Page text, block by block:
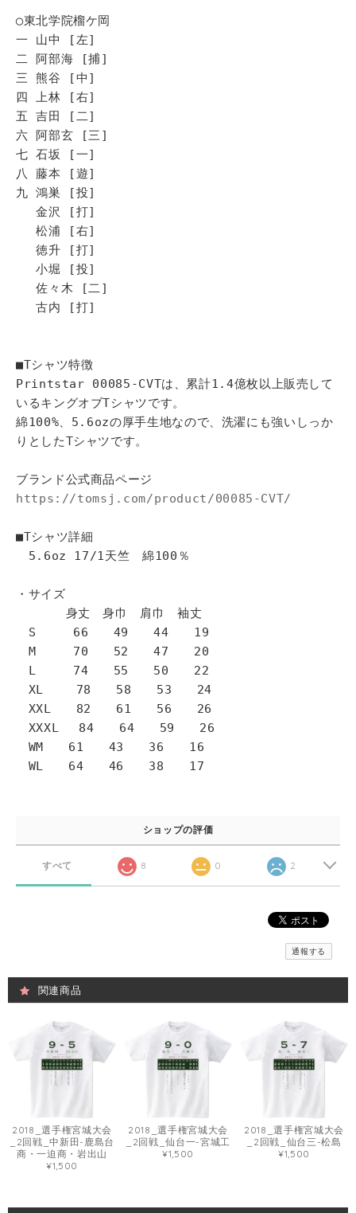
◯東北学院榴ケ岡
一 山中 [左]
二 阿部海 [捕]
三 熊谷 [中]
四 上林 [右]
五 吉田 [二]
六 阿部玄 [三]
七 石坂 [一]
八 藤本 [遊]
九 鴻巣 [投]
金沢 [打]
松浦 [右]
徳升 [打]
小堀 [投]
佐々木 [二]
古内 [打]
■Tシャツ特徴
Printstar 00085-CVTは、累計1.4億枚以上販売して
いるキングオブTシャツです。
綿100%、5.6ozの厚手生地なので、洗濯にも強いしっか
りとしたTシャツです。
ブランド公式商品ページ
https://tomsj.com/product/00085-CVT/
■Tシャツ詳細
5.6oz 17/1天竺 綿100％
・サイズ
身丈 身巾 肩巾 袖丈
S 66 49 44 19
M 70 52 47 20
L 74 55 50 22
XL 78 58 53 24
XXL 82 61 56 26
XXXL 84 64 59 26
WM 61 43 36 16
WL 64 46 38 17
ショップの評価
すべて 8 0 2
通報する
関連商品
2018_選手権宮城大会
_2回戦_中新田-鹿島台
商・一迫商・岩出山
¥1,500
2018_選手権宮城大会
_2回戦_仙台一-宮城工
¥1,500
2018_選手権宮城大会
_2回戦_仙台三-松島
¥1,500